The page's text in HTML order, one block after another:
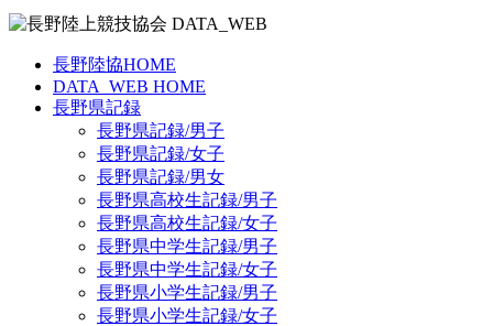
長野陸協HOME
DATA_WEB HOME
長野県記録
長野県記録/男子
長野県記録/女子
長野県記録/男女
長野県高校生記録/男子
長野県高校生記録/女子
長野県中学生記録/男子
長野県中学生記録/女子
長野県小学生記録/男子
長野県小学生記録/女子